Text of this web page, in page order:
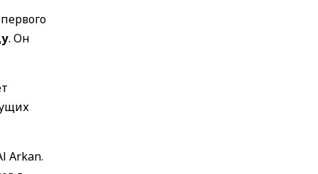
. Он
Arkan.